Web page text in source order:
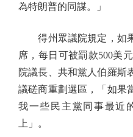
為特朗普的同謀。」
得州眾議院規定，如果
席，每日可被罰款500美
院議長、共和黨人伯羅斯
議磋商重劃選區，「如果
我一些民主黨同事最近
上」。